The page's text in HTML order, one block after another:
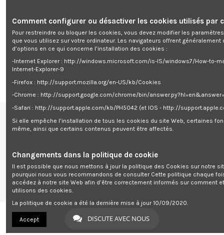
Livré avec un crochet en aluminium moulé qui permet le mélange uniforme
de pâtes lourdes telles que la pâte à pain, avec une crochet mélangeur qui
est idéal pour les pâtes à gâteaux et un fouet en inox pour les pâtes à
crêpes, les blancs en neige, les crèmes..
Couleur : Bleu
Dimensions : 33.5 x 32 x 19cm
Poids : 3.75 kg
Renseignements
Follow us
Newsletter
Comment configurer ou désactiver les cookies utilisés par
Pour restreindre ou bloquer les cookies, vous devez modifier les
que vous utilisez sur votre ordinateur. Les navigateurs offrent généralement
d’options en ce qui concerne l’installation des cookies :
-Internet Explorer : http://windows.microsoft.com/is-IS/windows7/How-to-
Internet-Explorer-9
-Firefox : http://support.mozilla.org/en-US/kb/Cookies
-Chrome : http://support.google.com/chrome/bin/
-Safari : http://support.apple.com/kb/PH5042 (et IOS - http://
Si elle empêche l’installation de tous les cookies du site Web, certaines
même, ainsi que certains contenus peuvent être affectés.
Changements dans la politique de cookie
Il est possible que nous mettons à jour la politique des Cookies sur notre
pourquoi nous vous recommandons de consulter Cette politique chaque
accédez à notre site Web afin d’être correctement informés sur comment
utilisons des cookies.
La politique de cookie a été la dernière mise à jour 10/09/2020.
Accept DISCUTE AVEC NOUS